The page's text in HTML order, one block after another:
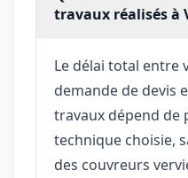
travaux réalisés à
Le délai total entre
demande de devis
travaux dépend de
technique choisie,
des couvreurs